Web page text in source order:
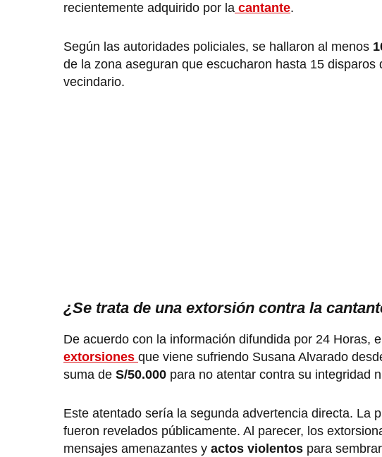
recientemente adquirido por la cantante.
Según las autoridades policiales, se hallaron al menos
de la zona aseguran que escucharon hasta 15
vecindario.
¿Se trata de una extorsión contra la
De acuerdo con la información difundida por 24 Horas,
extorsiones que viene sufriendo Susana Alvarado
suma de S/50.000 para no atentar contra su integridad
Este atentado sería la segunda advertencia directa. La
fueron revelados públicamente. Al parecer, los
mensajes amenazantes y actos violentos para